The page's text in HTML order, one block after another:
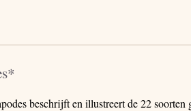
beschrijft en illustreert de 22